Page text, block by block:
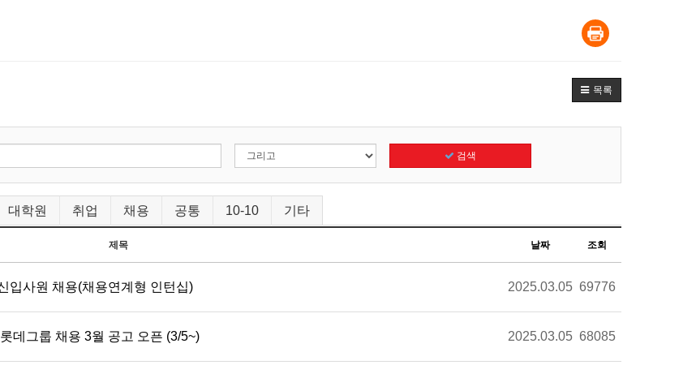
목록
검색
대학원 취업 채용 공통 10-10 기타
제목 날짜 조회
입사원 채용(채용연계형 인턴십) 2025.03.05 69776
데그룹 채용 3월 공고 오픈 (3/5~) 2025.03.05 68085